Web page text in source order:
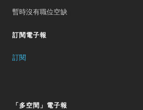
暫時沒有職位空缺
訂閱電子報
訂閱
「多空間」電子報